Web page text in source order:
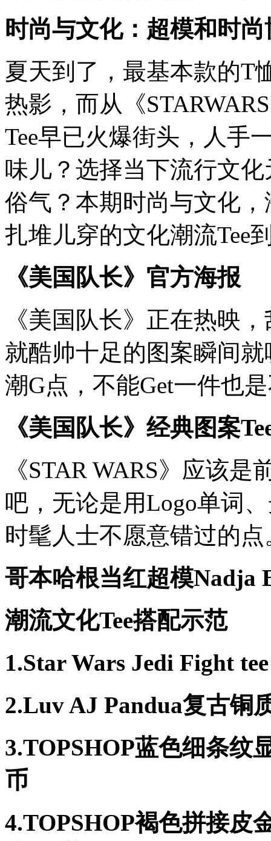
时尚与文化：超模和时尚
夏天到了，最基本款的T
热影，而从《
Tee早已火爆街头，人手
味儿？选择当下流行文
俗气？本期时尚与文化
扎堆儿穿的文化潮流Tee
《美国队长》官方海报
《美国队长》正在热映
就酷帅十足的图案瞬间
潮G点，不能Get一件也
《美国队长》经典图案
《STAR WARS》应该
吧，无论是用Logo单词
时髦人士不愿意错过的点
哥本哈根当红超模Nadja
潮流文化Tee搭配示范
1.Star Wars Jedi Fight
2.Luv AJ Pandua复古铜
3.TOPSHOP蓝色细条纹
币
4.TOPSHOP褐色拼接皮